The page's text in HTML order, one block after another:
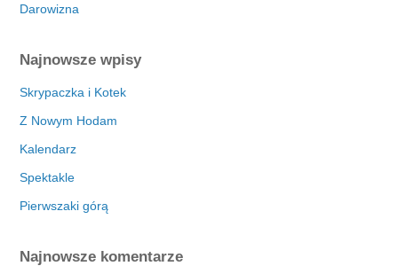
Darowizna
Najnowsze wpisy
Skrypaczka i Kotek
Z Nowym Hodam
Kalendarz
Spektakle
Pierwszaki górą
Najnowsze komentarze